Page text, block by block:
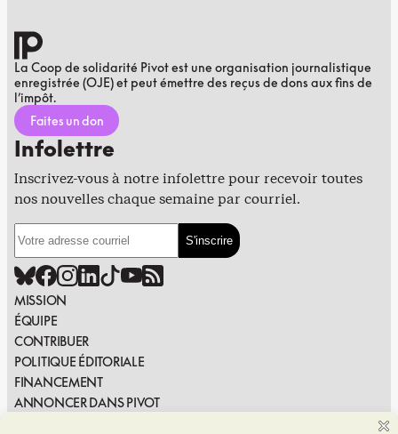
La Coop de solidarité Pivot est une organisation journalistique
enregistrée (OJE) et peut émettre des reçus de dons aux fins de
l’impôt.
Faites un don
Infolettre
Inscrivez-vous à notre infolettre pour recevoir toutes
nos nouvelles chaque semaine par courriel.
MISSION
ÉQUIPE
CONTRIBUER
POLITIQUE ÉDITORIALE
FINANCEMENT
ANNONCER DANS PIVOT